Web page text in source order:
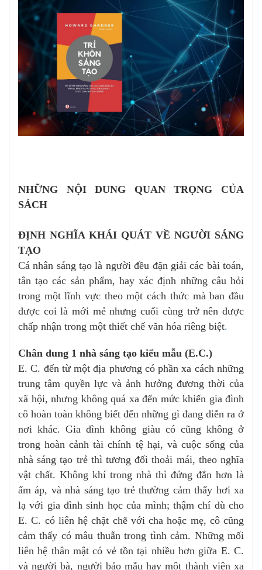
NHỮNG NỘI DUNG QUAN TRỌNG CỦA
SÁCH
ĐỊNH NGHĨA KHÁI QUÁT VỀ NGƯỜI SÁNG
TẠO
Cá nhân sáng tạo là người đều đặn giải các bài toán,
tân tạo các sản phẩm, hay xác định những câu hỏi
trong một lĩnh vực theo một cách thức mà ban đầu
được coi là mới mẻ nhưng cuối cùng trở nên được
chấp nhận trong một thiết chế văn hóa riêng biệt.
Chân dung 1 nhà sáng tạo kiểu mẫu (E.C.)
E. C. đến từ một địa phương có phần xa cách những
trung tâm quyền lực và ảnh hưởng đương thời của
xã hội, nhưng không quá xa đến mức khiến gia đình
cô hoàn toàn không biết đến những gì đang diễn ra ở
nơi khác. Gia đình không giàu có cũng không ở
trong hoàn cảnh tài chính tệ hại, và cuộc sống của
nhà sáng tạo trẻ thì tương đối thoải mái, theo nghĩa
vật chất. Không khí trong nhà thì đứng đắn hơn là
ấm áp, và nhà sáng tạo trẻ thường cảm thấy hơi xa
lạ với gia đình sinh học của mình; thậm chí dù cho
E. C. có liên hệ chặt chẽ với cha hoặc mẹ, cô cũng
cảm thấy có mâu thuẫn trong tình cảm. Những mối
liên hệ thân mật có vẻ tồn tại nhiều hơn giữa E. C.
và người bà, người bảo mẫu hay một thành viên xa